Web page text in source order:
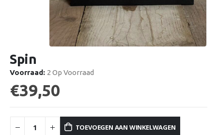
Spin
Voorraad: 2 Op Voorraad
€39,50
TOEVOEGEN AAN WINKELWAGEN